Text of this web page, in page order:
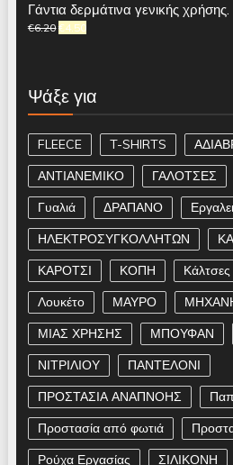
Γάντια δερμάτινα γενικής χρήσης.
€6.20 €4.50
Ψάξε για
FLEECE T-SHIRTS
ΑΝΤΙΑΝΕΜΙΚΟ
ΓΑΛΟΤΣΕΣ
Γυαλιά
ΔΡΑΠΑΝΟ
ΗΛΕΚΤΡΟΣΥΓΚΟΛΛΗΤΩΝ
ΚΑΡΟΤΣΙ
ΚΟΠΗ Κάλτσες
Λουκέτο
ΜΑΥΡΟ
ΜΙΑΣ ΧΡΗΣΗΣ
ΜΠΟΥΦΑΝ
ΝΙΤΡΙΛΙΟΥ
ΠΑΝΤΕΛΟΝΙ
ΠΡΟΣΤΑΣΙΑ ΑΝΑΠΝΟΗΣ
Προστασία από φωτιά
Ρούχα Εργασίας
ΣΙΛΙΚΟΝΗ